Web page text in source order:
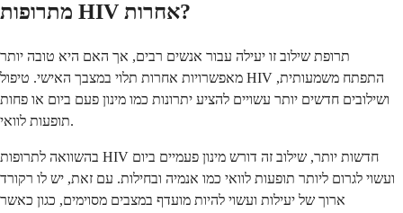
מתרופות HIV אחרות?
תרופת שילוב זו יעילה עבור אנשים רבים, אך האם היא טובה יותר
מאפשרויות אחרות תלוי במצבך האישי. טיפול HIV התפתח משמעותית,
ושילובים חדשים יותר עשויים להציע יתרונות כמו מינון פעם ביום או פחות
תופעות לוואי.
בהשוואה לתרופות HIV חדשות יותר, שילוב זה דורש מינון פעמיים ביום
ועשוי לגרום ליותר תופעות לוואי כמו אנמיה ובחילות. עם זאת, יש לו רקורד
ארוך של יעילות ועשוי להיות מועדף במצבים מסוימים, כגון כאשר